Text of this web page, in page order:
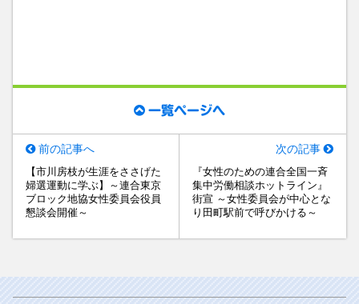
一覧ページへ
前の記事へ
【市川房枝が生涯をささげた
婦選運動に学ぶ】～連合東京
ブロック地協女性委員会役員
懇談会開催～
次の記事
『女性のための連合全国一斉
集中労働相談ホットライン』
街宣 ～女性委員会が中心とな
り田町駅前で呼びかける～